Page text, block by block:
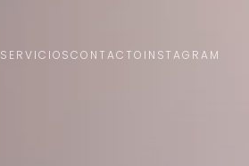
SERVICIOSCONTACTO INSTAGRAM